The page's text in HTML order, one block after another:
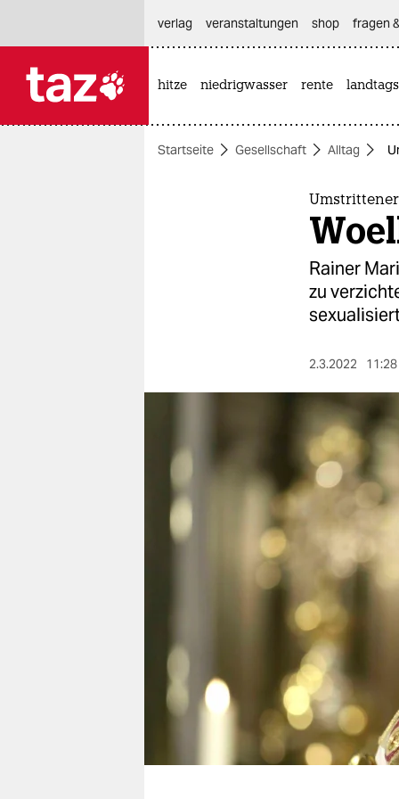
themen
wahrheit
verlag
veranstaltungen
fragen & hilfe
unterstützen
genossenschaft
verlag
veranstaltungen shop fragen
hitze niedrigwasser rente
Startseite Gesellschaft Alltag
Rainer
zu
2.3.2022